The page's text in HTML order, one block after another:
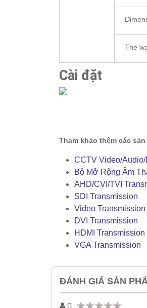
The
Cài đặt
Tham khảo thêm các
CCTV Video/Audio/
Bộ Mở Rộng Âm
AHD/CVI/TVI
SDI Transmission
Video Transmission
DVI Transmission
HDMI Transmission
VGA Transmission
ĐÁNH GIÁ SẢN